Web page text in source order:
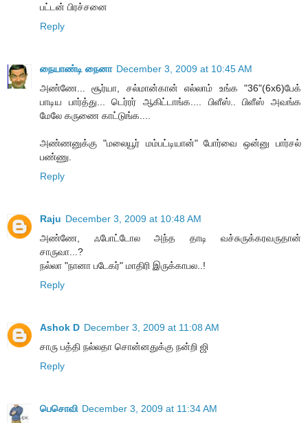
பட்டன் பிரச்சனை
Reply
நையாண்டி நைனா December 3, 2009 at 10:45 AM
அண்ணே... சூர்யா, சல்மான்கான் எல்லாம் உங்க "36"(6x6)பேக்
பாடிய பார்த்து... டெர்ரர் ஆகிட்டாங்க.... பிளீஸ்.. பிளீஸ் அவங்க
மேலே கருணை காட்டுங்க....
அண்ணனுக்கு "மலையூர் மம்பட்டியான்" போர்வை ஒன்னு பார்சல்
பண்ணு.
Reply
Raju December 3, 2009 at 10:48 AM
அண்ணே, ஃபோட்டோல அந்த தாடி வச்சுருக்கரவருதான்
சாருவா...?
நல்லா "நானா படேகர்" மாதிரி இருக்காபல..!
Reply
Ashok D December 3, 2009 at 11:08 AM
சாரு பத்தி நல்லதா சொன்னதுக்கு நன்றி ஜி
Reply
பெசொவி December 3, 2009 at 11:34 AM